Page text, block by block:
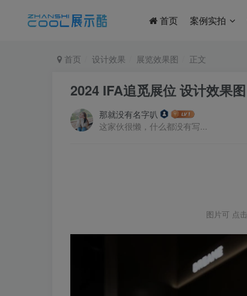
首页 案例实拍
首页 设计效果 展览效果图 正文
2024 IFA追觅展位 设计效果图
那就没有名字叭
这家伙很懒，什么都没有写...
图片可 点击